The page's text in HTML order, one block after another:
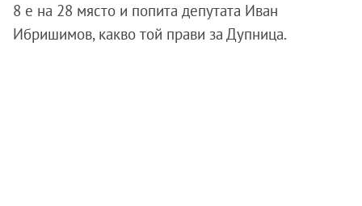
8 е на 28 място и попита депутата Иван
Ибришимов, какво той прави за Дупница.